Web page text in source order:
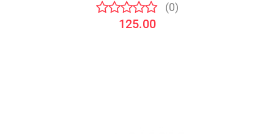
(0)
125.00